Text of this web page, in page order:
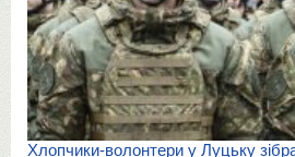
Хлопчики-волонтери у Луцьку